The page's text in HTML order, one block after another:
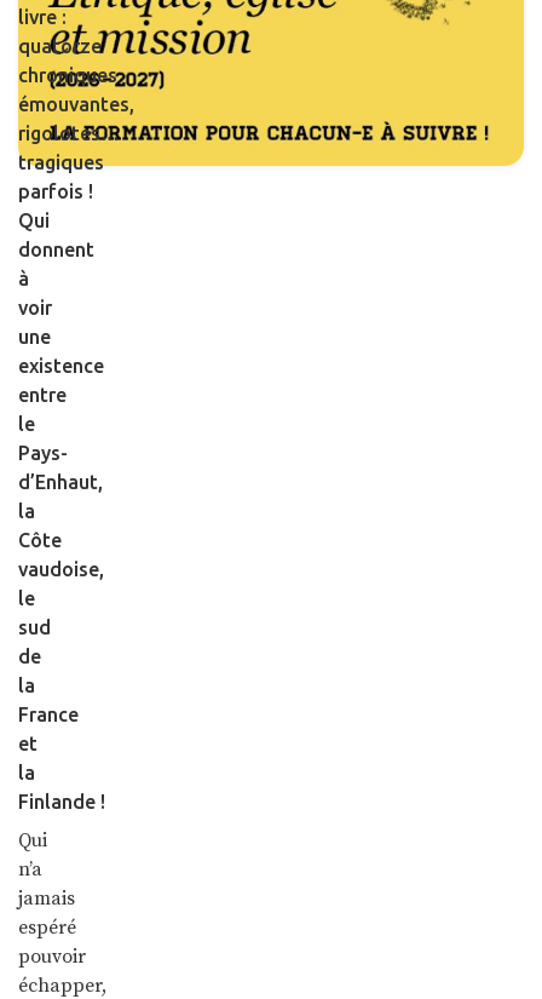
livre :
quatorze
chroniques
émouvantes,
rigolotes…
tragiques
parfois !
Qui
donnent
à
voir
une
existence
entre
le
Pays-
d’Enhaut,
la
Côte
vaudoise,
le
sud
de
la
France
et
la
Finlande !
Qui
n’a
jamais
espéré
pouvoir
échapper,